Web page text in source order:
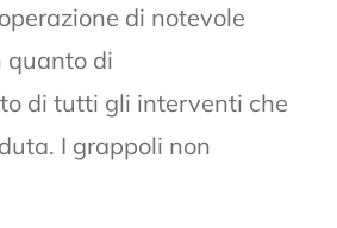
di notevole
quanto di
di tutti gli interventi che
I grappoli non